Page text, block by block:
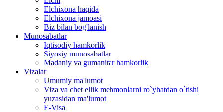
Elchixona haqida
Elchixona jamoasi
Biz bilan bog'lanish
Munosabatlar
Iqtisodiy hamkorlik
Siyosiy munosabatlar
Madaniy va gumanitar hamkorlik
Vizalar
Umumiy ma'lumot
Viza va chet ellik mehmonlarni ro`yhatdan o`tishi
yuzasidan ma'lumot
E-Visa